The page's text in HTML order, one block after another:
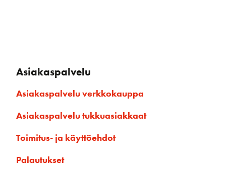
Asiakaspalvelu
Asiakaspalvelu verkkokauppa
Asiakaspalvelu tukkuasiakkaat
Toimitus- ja käyttöehdot
Palautukset